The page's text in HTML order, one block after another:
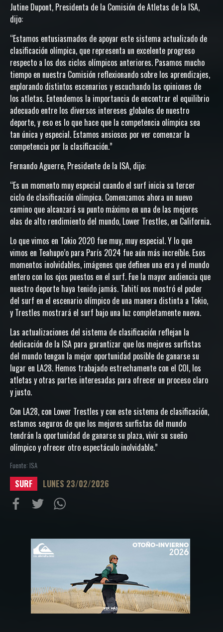
Jutine Dupont, Presidenta de la Comisión de Atletas de la ISA,
dijo:
“Estamos entusiasmados de apoyar este sistema actualizado de
clasificación olímpica, que representa un excelente progreso
respecto a los dos ciclos olímpicos anteriores. Pasamos mucho
tiempo en nuestra Comisión reflexionando sobre los aprendizajes,
explorando distintos escenarios y escuchando las opiniones de
los atletas. Entendemos la importancia de encontrar el equilibrio
adecuado entre los diversos intereses globales de nuestro
deporte, y eso es lo que hace que la competencia olímpica sea
tan única y especial. Estamos ansiosos por ver comenzar la
competencia por la clasificación.”
Fernando Aguerre, Presidente de la ISA, dijo:
“Es un momento muy especial cuando el surf inicia su tercer
ciclo de clasificación olímpica. Comenzamos ahora un nuevo
camino que alcanzará su punto máximo en una de las mejores
olas de alto rendimiento del mundo, Lower Trestles, en California.
Lo que vimos en Tokio 2020 fue muy, muy especial. Y lo que
vimos en Teahupo’o para París 2024 fue aún más increíble. Esos
momentos inolvidables, imágenes que definen una era y el mundo
entero con los ojos puestos en el surf. Fue la mayor audiencia que
nuestro deporte haya tenido jamás. Tahití nos mostró el poder
del surf en el escenario olímpico de una manera distinta a Tokio,
y Trestles mostrará el surf bajo una luz completamente nueva.
Las actualizaciones del sistema de clasificación reflejan la
dedicación de la ISA para garantizar que los mejores surfistas
del mundo tengan la mejor oportunidad posible de ganarse su
lugar en LA28. Hemos trabajado estrechamente con el COI, los
atletas y otras partes interesadas para ofrecer un proceso claro
y justo.
Con LA28, con Lower Trestles y con este sistema de clasificación,
estamos seguros de que los mejores surfistas del mundo
tendrán la oportunidad de ganarse su plaza, vivir su sueño
olímpico y ofrecer otro espectáculo inolvidable.”
Fuente: ISA
SURF LUNES 23/02/2026
FacebookTwitter